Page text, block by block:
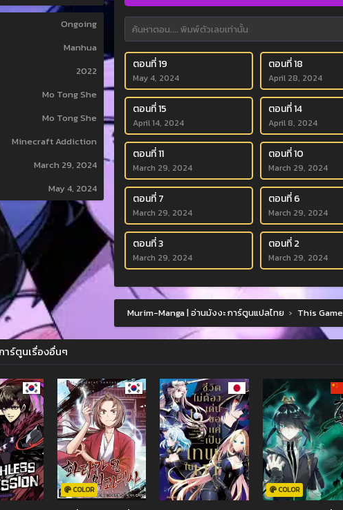
Ongoing
Manhua
2022
Mo Tong She
Mo Tong She
Minecraft Addiction
March 29, 2024
May 4, 2024
ตอนที่ 19
May 4, 2024
ตอนที่ 18
April 28, 2024
ตอนที่ 15
April 14, 2024
ตอนที่ 14
April 8, 2024
ตอนที่ 11
March 29, 2024
ตอนที่ 10
March 29, 2024
ตอนที่ 7
March 29, 2024
ตอนที่ 6
March 29, 2024
ตอนที่ 3
March 29, 2024
ตอนที่ 2
March 29, 2024
Murim-Manga | อ่านมังงะ การ์ตูนแปลไทย › This
าร์ตูนเรื่องอื่นๆ
COLOR COLOR